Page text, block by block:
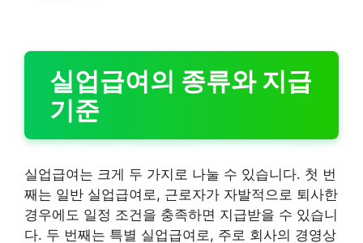
실업급여의 종류와 지급
기준
실업급여는 크게 두 가지로 나눌 수 있습니다. 첫 번
째는 일반 실업급여로, 근로자가 자발적으로 퇴사한
경우에도 일정 조건을 충족하면 지급받을 수 있습니
다. 두 번째는 특별 실업급여로, 주로 회사의 경영상